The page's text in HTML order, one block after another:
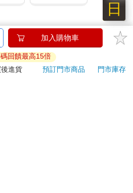
作ATM! 如接獲電話要求您前往
示，以免受騙上當！
期，退回商品須為全新狀態**
日